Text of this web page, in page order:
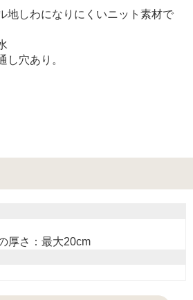
地しわになりにくいニット素材で
し穴あり。
厚さ：最大20cm